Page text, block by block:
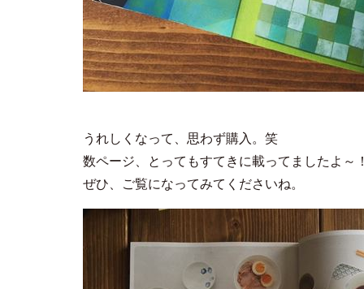
うれしくなって、思わず購入。笑
数ページ、とってもすてきに載ってましたよ～
ぜひ、ご覧になってみてくださいね。